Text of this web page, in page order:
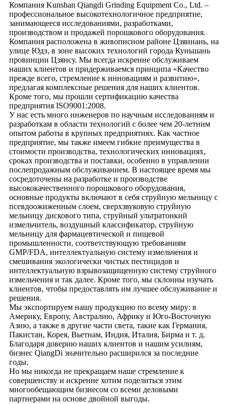
Компания Kunshan Qiangdi Grinding Equipment Co., Ltd. –
профессиональное высокотехнологичное предприятие,
занимающееся исследованиями, разработками,
производством и продажей порошкового оборудования.
Компания расположена в живописном районе Цзяннань, на
улице Юдэ, в зоне высоких технологий города Куньшань
провинции Цзянсу. Мы всегда искренне обслуживаем
наших клиентов и придерживаемся принципа «Качество
прежде всего, стремление к инновациям и развитию»,
предлагая комплексные решения для наших клиентов.
Кроме того, мы прошли сертификацию качества
предприятия ISO9001:2008.
У нас есть много инженеров по научным исследованиям и
разработкам в области технологий с более чем 20-летним
опытом работы в крупных предприятиях. Как частное
предприятие, мы также имеем гибкие преимущества в
стоимости производства, технологических инновациях,
сроках производства и поставки, особенно в управлении
послепродажным обслуживанием. В настоящее время мы
сосредоточены на разработке и производстве
высококачественного порошкового оборудования,
основные продукты включают в себя струйную мельницу с
псевдоожиженным слоем, сверхзвуковую струйную
мельницу дискового типа, струйный ультратонкий
измельчитель, воздушный классификатор, струйную
мельницу для фармацевтической и пищевой
промышленности, соответствующую требованиям
GMP/FDA, интеллектуальную систему измельчения и
смешивания экологически чистых пестицидов и
интеллектуальную взрывозащищенную систему струйного
измельчения и так далее. Кроме того, мы склонны изучать
клиентов, чтобы предоставлять им лучшее обслуживание и
решения.
Мы экспортируем нашу продукцию по всему миру: в
Америку, Европу, Австралию, Африку и Юго-Восточную
Азию, а также в другие части света, такие как Германия,
Пакистан, Корея, Вьетнам, Индия, Италия, Бирма и т. д.
Благодаря доверию наших клиентов и нашим усилиям,
бизнес QiangDi значительно расширился за последние
годы.
Но мы никогда не прекращаем наше стремление к
совершенству и искренне хотим поделиться этим
многообещающим бизнесом со всеми деловыми
партнерами на основе двойной выгоды.